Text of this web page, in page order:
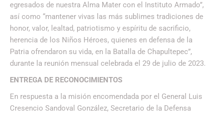
egresados de nuestra Alma Mater con el Instituto Armado”,
así como “mantener vivas las más sublimes tradiciones de
honor, valor, lealtad, patriotismo y espíritu de sacrificio,
herencia de los Niños Héroes, quienes en defensa de la
Patria ofrendaron su vida, en la Batalla de Chapultepec”,
durante la reunión mensual celebrada el 29 de julio de 2023.
ENTREGA DE RECONOCIMIENTOS
En respuesta a la misión encomendada por el General Luis
Cresencio Sandoval González, Secretario de la Defensa